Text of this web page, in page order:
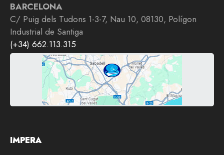
BARCELONA
C/ Puig dels Tudons 1-3-7, Nau 10, 08130, Polígon
Industrial de Santiga
(+34) 662.113.315
IMPERA